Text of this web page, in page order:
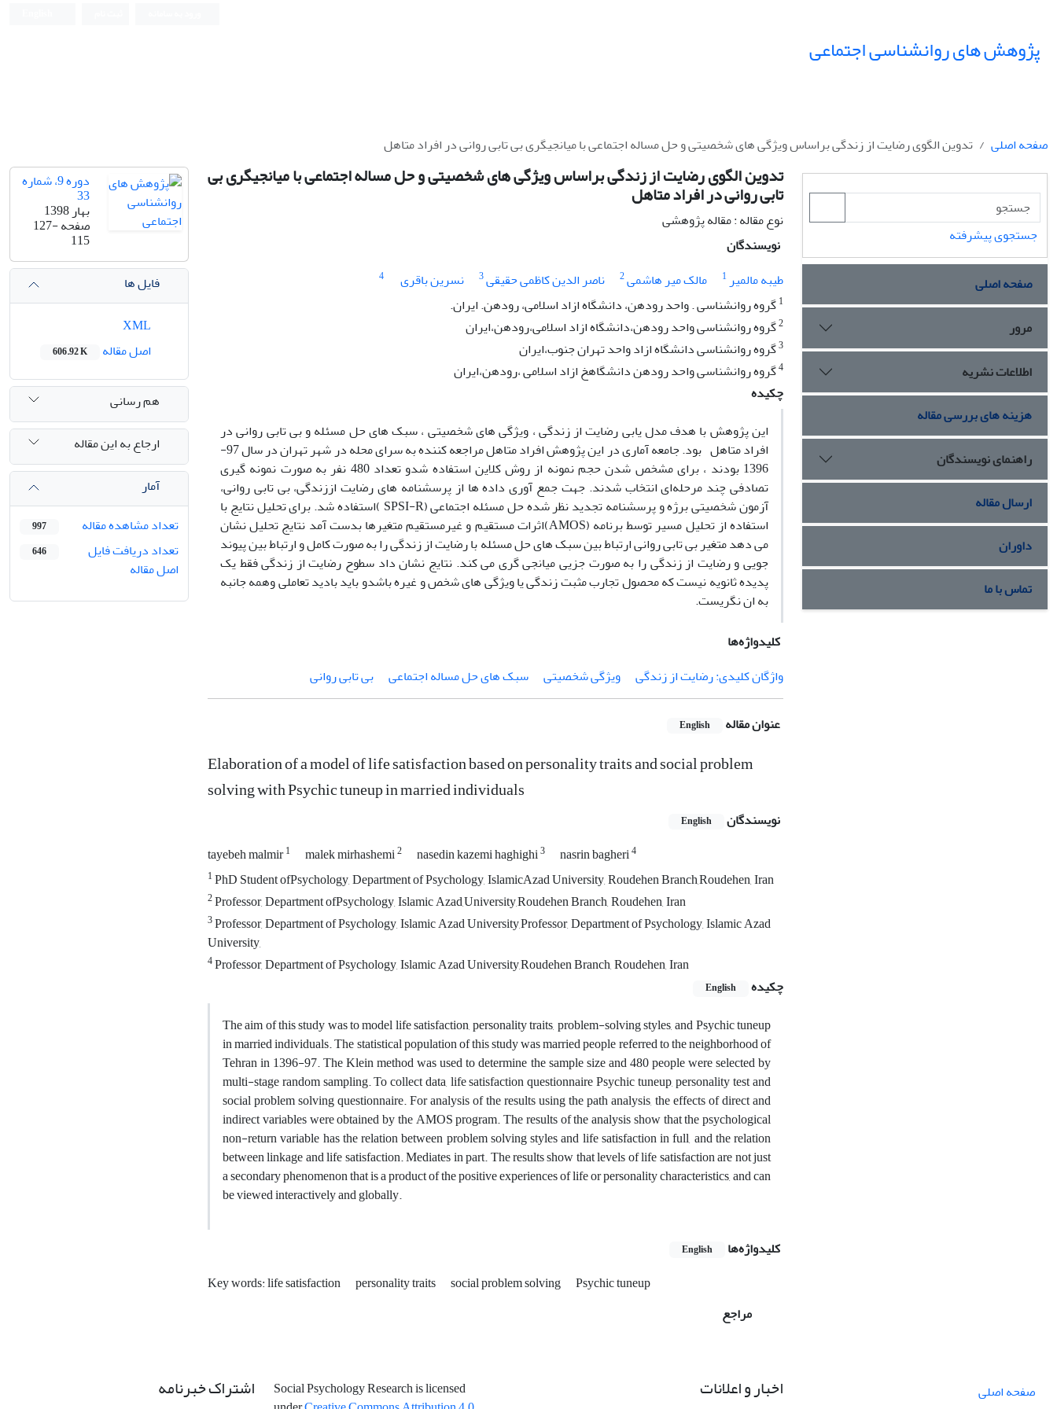
پژوهش های روانشناسی اجتماعی
صفحه اصلی تدوین الگوی رضایت از زندگی براساس ویژگی های شخصیتی و حل مساله اجتماعی با میانجیگری بی تابی روانی در افراد متاهل
تدوین الگوی رضایت از زندگی براساس ویژگی های شخصیتی و حل مساله اجتماعی با میانجیگری بی
تابی روانی در افراد متاهل
نوع مقاله : مقاله پژوهشی
نویسندگان
طیبه مالمیر1 مالک میر هاشمی2 ناصر الدین کاظمی حقیقی3 نسرین باقری
4
1گروه روانشناسی . واحد رودهن، دانشگاه ازاد اسلامی، رودهن. ایران.
2گروه روانشناسی واحد رودهن،دانشگاه ازاد اسلامی،رودهن،ایران
3گروه روانشناسی دانشگاه ازاد واحد تهران جنوب،ایران
4گروه روانشناسی واحد رودهن دانشگاهخ ازاد اسلامی ،رودهن،ایران
چکیده
این پژوهش با هدف مدل یابی رضایت از زندگی ، ویژگی های شخصیتی ، سبک های حل مسئله و بی تابی روانی در
افراد متاهل بود. جامعه آماری در این پژوهش افراد متاهل مراجعه کننده به سرای محله در شهر تهران در سال 97-
1396 بودند ، برای مشخص شدن حجم نمونه از روش کلاین استفاده شدو تعداد 480 نفر به صورت نمونه گیری
تصادفی چند مرحله‌ای انتخاب شدند. جهت جمع آوری داده ها از پرسشنامه های رضایت اززندگی، بی تابی روانی،
آزمون شخصیتی برژه و پرسشنامه تجدید نظر شده حل مسئله اجتماعی (SPSI-R )استفاده شد. برای تحلیل نتایج با
استفاده از تحلیل مسیر توسط برنامه (AMOS)اثرات مستقیم و غیرمستقیم متغیرها بدست آمد نتایج تحلیل نشان
می دهد متغیر بی تابی روانی ارتباط بین سبک های حل مسئله با رضایت از زندگی را به صورت کامل و ارتباط بین پیوند
جویی و رضایت از زندگی را به صورت جزیی میانجی گری می کند. نتایج نشان داد سطوح رضایت از زندگی فقط یک
پدیده ثانویه نیست که محصول تجارب مثبت زندگی یا ویژگی های شخص و غیره باشدو باید بادید تعاملی وهمه جانبه
به ان نگریست.
کلیدواژه‌ها
واژگان کلیدی: رضایت از زندگی
ویژگی شخصیتی سبک های حل مساله اجتماعی بی تابی روانی
عنوان مقاله English
Elaboration of a model of life satisfaction based on personality traits and social problem
solving with Psychic tuneup in married individuals
نویسندگان English
tayebeh malmir1 malek mirhashemi2 nasedin kazemi haghighi3 nasrin bagheri4
1PhD Student ofPsychology, Department of Psychology, IslamicAzad University, Roudehen Branch,Roudehen, Iran
2Professor, Department ofPsychology, Islamic Azad,University,Roudehen Branch, Roudehen, Iran
3Professor, Department of Psychology, Islamic Azad University,Professor, Department of Psychology, Islamic Azad
University,
4Professor, Department of Psychology, Islamic Azad University,Roudehen Branch, Roudehen, Iran
چکیده
English
The aim of this study was to model life satisfaction, personality traits, problem-solving styles, and Psychic tuneup
in married individuals. The statistical population of this study was married people referred to the neighborhood of
Tehran in 1396-97. The Klein method was used to determine the sample size and 480 people were selected by
multi-stage random sampling. To collect data, life satisfaction questionnaire Psychic tuneup, personality test and
social problem solving questionnaire. For analysis of the results using the path analysis, the effects of direct and
indirect variables were obtained by the AMOS program. The results of the analysis show that the psychological
non-return variable has the relation between problem solving styles and life satisfaction in full, and the relation
between linkage and life satisfaction. Mediates in part. The results show that levels of life satisfaction are not just
a secondary phenomenon that is a product of the positive experiences of life or personality characteristics, and can
be viewed interactively and globally.
کلیدواژه‌ها English
Key words: life satisfaction personality traits social problem solving
Psychic tuneup
مراجع
دوره 9، شماره
33
بهار 1398
صفحه127-
115
فایل ها
اصل مقاله
606.92 K
هم رسانی
ارجاع به این مقاله
آمار
تعداد مشاهده مقاله
997
تعداد دریافت فایل
اصل مقاله
646
جستجوی پیشرفته
صفحه اصلی
مرور
اطلاعات نشریه
هزینه های بررسی مقاله
راهنمای نویسندگان
ارسال مقاله
داوران
تماس با ما
صفحه اصلی
اخبار و اعلانات
Social Psychology Research is licensed
اشتراک خبرنامه